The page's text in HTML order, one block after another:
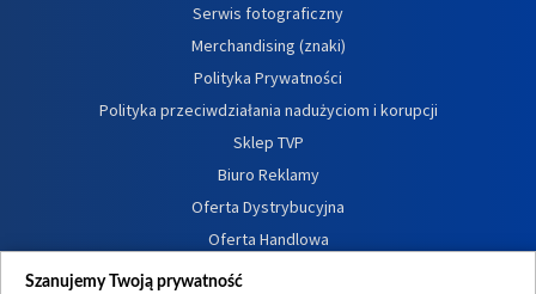
Serwis fotograficzny
Merchandising (znaki)
Polityka Prywatności
Polityka przeciwdziałania nadużyciom i korupcji
Sklep TVP
Biuro Reklamy
Oferta Dystrybucyjna
Oferta Handlowa
Dostępność
Szanujemy Twoją prywatność